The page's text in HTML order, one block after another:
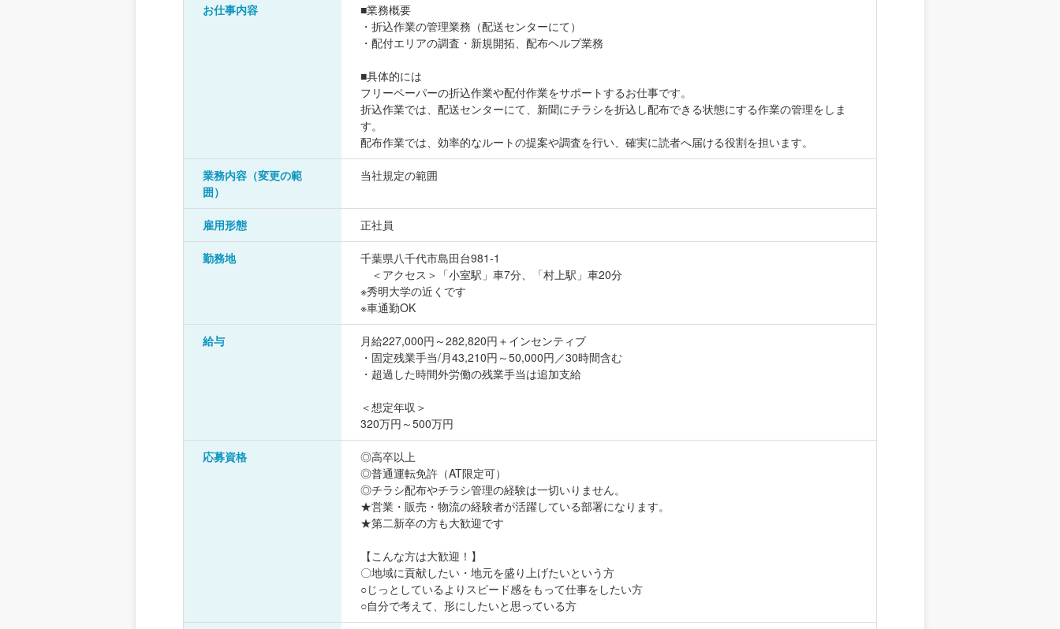
お仕事内容
■業務概要
・折込作業の管理業務（配送センターにて）
・配付エリアの調査・新規開拓、配布ヘルプ業務
■具体的には
フリーペーパーの折込作業や配付作業をサポートするお仕事です。
折込作業では、配送センターにて、新聞にチラシを折込し配布できる状態にする作業の管理をしま
す。
配布作業では、効率的なルートの提案や調査を行い、確実に読者へ届ける役割を担います。
業務内容（変更の範
囲）
当社規定の範囲
雇用形態 正社員
勤務地
千葉県八千代市島田台981-1
＜アクセス＞「小室駅」車7分、「村上駅」車20分
※秀明大学の近くです
※車通勤OK
給与
月給227,000円～282,820円＋インセンティブ
・固定残業手当/月43,210円～50,000円／30時間含む
・超過した時間外労働の残業手当は追加支給
＜想定年収＞
320万円～500万円
応募資格
◎高卒以上
◎普通運転免許（AT限定可）
◎チラシ配布やチラシ管理の経験は一切いりません。
★営業・販売・物流の経験者が活躍している部署になります。
★第二新卒の方も大歓迎です
【こんな方は大歓迎！】
〇地域に貢献したい・地元を盛り上げたいという方
○じっとしているよりスピード感をもって仕事をしたい方
○自分で考えて、形にしたいと思っている方